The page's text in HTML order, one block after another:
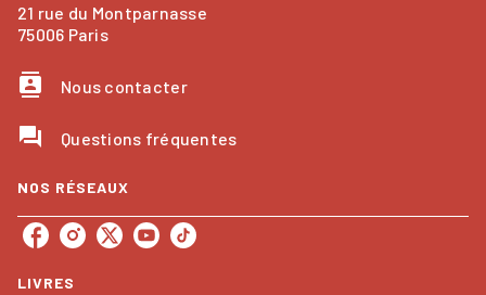
21 rue du Montparnasse
75006 Paris
contacts Nous contacter
question_answer Questions fréquentes
NOS RÉSEAUX
LIVRES